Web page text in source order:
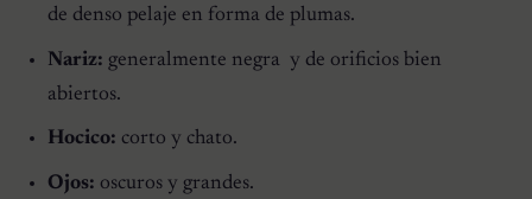
de denso pelaje en forma de plumas.
Nariz: generalmente negra y de orificios bien
abiertos.
Hocico: corto y chato.
Ojos: oscuros y grandes.